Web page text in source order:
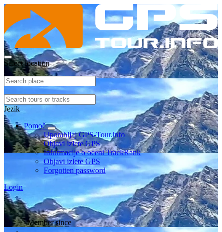
Select location
Jezik
Pomoč
Uporabljaj GPS-Tour.info
Objavi izlete GPS
Informacije o oceni TrackRank
Objavi izlete GPS
Forgotten password
Login
Member since